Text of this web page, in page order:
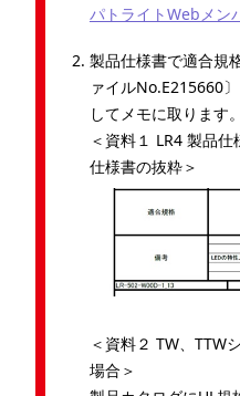
パトライトWebメン
製品仕様書で適合規
ァイルNo.E215660
してメモに取ります。
＜資料１ LR4 製品
仕様書の抜粋＞
＜資料２ TW、TTW
場合＞